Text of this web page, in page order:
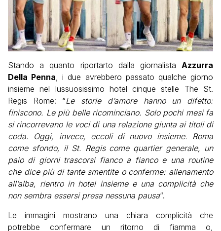
Stando a quanto riportarto dalla giornalista Azzurra
Della Penna , i due avrebbero passato qualche giorno
insieme nel lussuosissimo hotel cinque stelle The St.
Regis Rome: “Le storie d’amore hanno un difetto:
finiscono. Le più belle ricominciano. Solo pochi mesi fa
si rincorrevano le voci di una relazione giunta ai titoli di
coda. Oggi, invece, eccoli di nuovo insieme. Roma
come sfondo, il St. Regis come quartier generale, un
paio di giorni trascorsi fianco a fianco e una routine
che dice più di tante smentite o conferme: allenamento
all’alba, rientro in hotel insieme e una complicità che
non sembra essersi presa nessuna pausa“.
Le immagini mostrano una chiara complicità che
potrebbe confermare un ritorno di fiamma o,